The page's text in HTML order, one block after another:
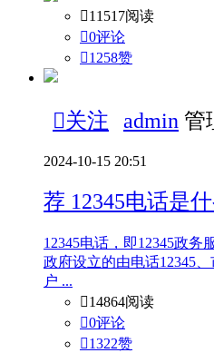
11517阅读
0评论
1258赞
关注 admin 管
2024-10-15 20:51
荐 12345电话是
12345电话，即12345政务
政府设立的由电话12345
户 ...
14864阅读
0评论
1322赞